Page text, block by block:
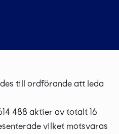
till ordförande att leda
488 aktier av totalt 16
vilket motsvaras